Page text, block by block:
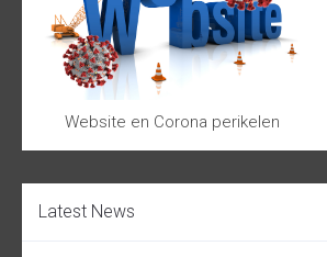
Website en Corona perikelen
Latest News